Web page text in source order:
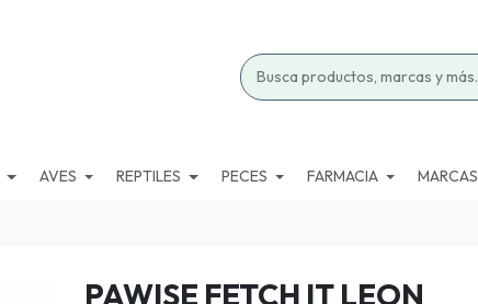
AVES REPTILES PECES FARMACIA MARCAS
PAWISE FETCH IT LEON